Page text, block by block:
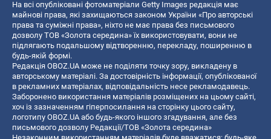
На всі опубліковані фотоматеріали Getty Images редакція має
майнові права, які захищаються законом України «Про авторські
права та суміжні права», ніхто не має права без письмового
дозволу ТОВ «Золота середина» їх використовувати, вони не
підлягають подальшому відтворенню, перекладу, поширенню в
будь-якій формі.
Редакція OBOZ.UA може не поділяти точку зору, викладену в
авторському матеріалі. За достовірність інформації, опублікованої
в рекламних матеріалах, відповідальність несе рекламодавець.
Заборонено використання матеріалів розміщених на цьому сайті,
хоч із зазначенням гіперпосилання на сторінку цього сайту,
логотипу OBOZ.UA або будь-якого іншого згадування, але без
письмового дозволу Редакції/ТОВ «Золота середина»